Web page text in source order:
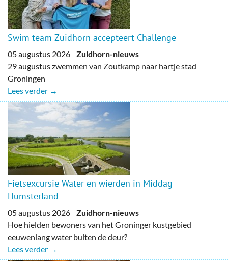
Swim team Zuidhorn accepteert Challenge
05 augustus 2026 Zuidhorn-nieuws
29 augustus zwemmen van Zoutkamp naar hartje stad
Groningen
Lees verder →
Fietsexcursie Water en wierden in Middag-
Humsterland
05 augustus 2026 Zuidhorn-nieuws
Hoe hielden bewoners van het Groninger kustgebied
eeuwenlang water buiten de deur?
Lees verder →